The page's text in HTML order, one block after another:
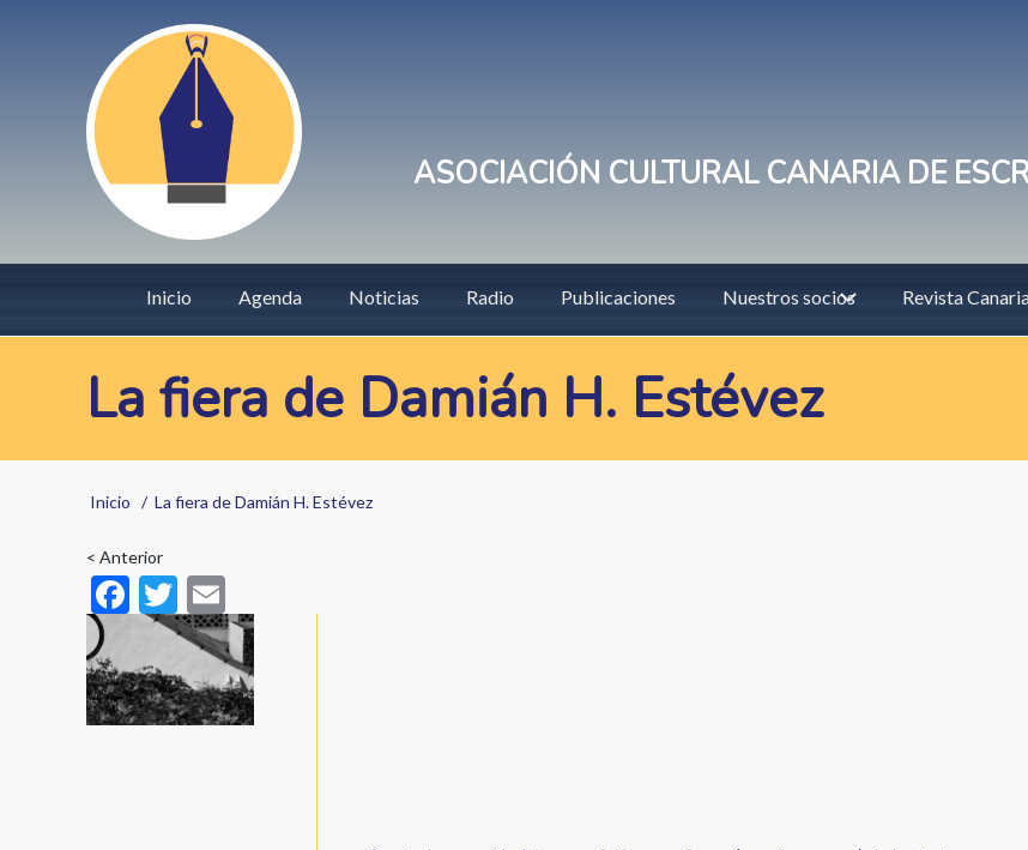
User
account
menu
ASOCIACIÓN CULTURAL CANARIA DE
Main
navigation
Inicio Agenda Noticias Radio Publicaciones Nuestros socios Revista
La fiera de Damián H. Estévez
Sobrescribir
enlaces
de
ayuda
a
la
Inicio La fiera de Damián H. Estévez
< Anterior
F
ac
e
b
T
w
itt
er
m
ai
l